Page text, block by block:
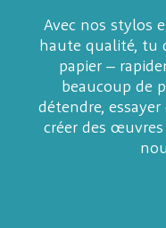
Avec nos stylos
haute qualité, tu
papier –
beaucoup de
détendre,
créer des